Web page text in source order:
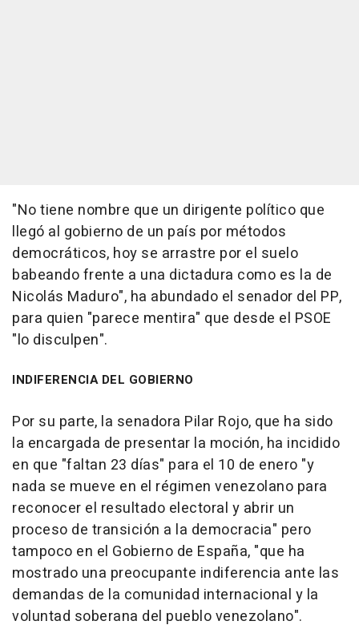
"No tiene nombre que un dirigente político que
llegó al gobierno de un país por métodos
democráticos, hoy se arrastre por el suelo
babeando frente a una dictadura como es la de
Nicolás Maduro", ha abundado el senador del PP,
para quien "parece mentira" que desde el PSOE
"lo disculpen".
INDIFERENCIA DEL GOBIERNO
Por su parte, la senadora Pilar Rojo, que ha sido
la encargada de presentar la moción, ha incidido
en que "faltan 23 días" para el 10 de enero "y
nada se mueve en el régimen venezolano para
reconocer el resultado electoral y abrir un
proceso de transición a la democracia" pero
tampoco en el Gobierno de España, "que ha
mostrado una preocupante indiferencia ante las
demandas de la comunidad internacional y la
voluntad soberana del pueblo venezolano".